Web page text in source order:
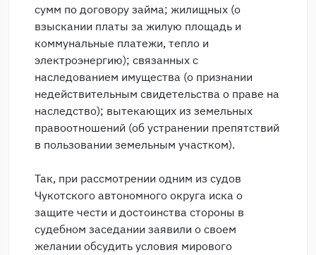
сумм по договору займа; жилищных (о
взыскании платы за жилую площадь и
коммунальные платежи, тепло и
электроэнергию); связанных с
наследованием имущества (о признании
недействительным свидетельства о праве на
наследство); вытекающих из земельных
правоотношений (об устранении препятствий
в пользовании земельным участком).
Так, при рассмотрении одним из судов
Чукотского автономного округа иска о
защите чести и достоинства стороны в
судебном заседании заявили о своем
желании обсудить условия мирового